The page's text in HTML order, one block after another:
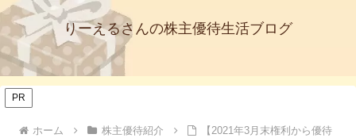
りーえるさんの株主優待生活ブログ
PR
ホーム 株主優待紹介
【2021年3月末権利から優待